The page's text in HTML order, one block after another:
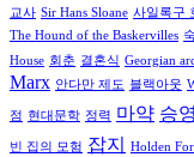
교사 Sir Hans Sloane 사일록구
The Hound of the Baskervilles
House 회춘 결혼식 Georgian
Marx 안다만 제도 블랙아웃
점 현대문학 정력 마약 승
빈 집의 모험 잡지 Holden